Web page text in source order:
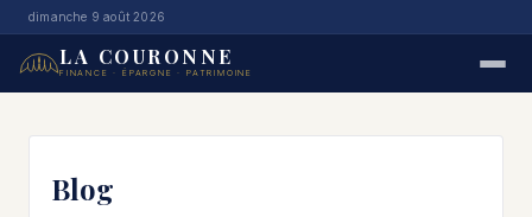
dimanche 9 août 2026
LA COURONNE
FINANCE · ÉPARGNE · PATRIMOINE
Blog